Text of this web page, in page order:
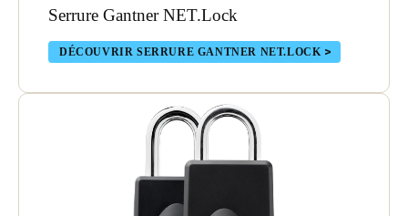
Serrure Gantner NET.Lock
DÉCOUVRIR SERRURE GANTNER NET.LOCK